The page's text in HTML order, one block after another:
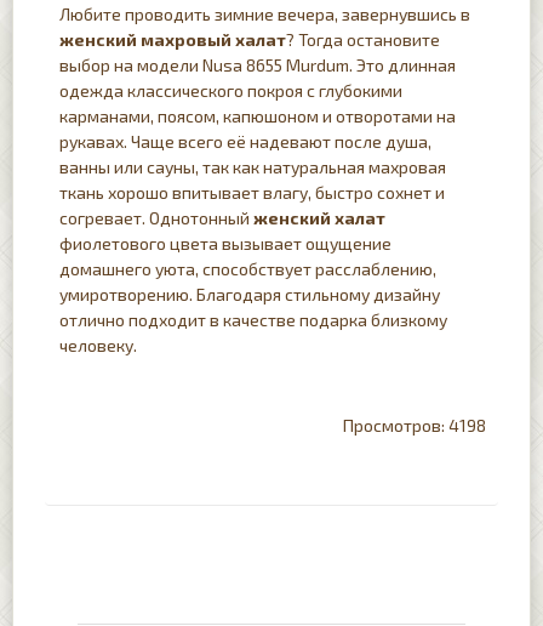
Любите проводить зимние вечера, завернувшись в
женский махровый халат? Тогда остановите
выбор на модели Nusa 8655 Murdum. Это длинная
одежда классического покроя с глубокими
карманами, поясом, капюшоном и отворотами на
рукавах. Чаще всего её надевают после душа,
ванны или сауны, так как натуральная махровая
ткань хорошо впитывает влагу, быстро сохнет и
согревает. Однотонный женский халат
фиолетового цвета вызывает ощущение
домашнего уюта, способствует расслаблению,
умиротворению. Благодаря стильному дизайну
отлично подходит в качестве подарка близкому
человеку.
4198